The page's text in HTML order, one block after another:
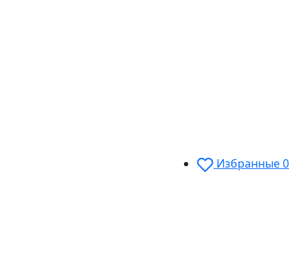
Избранные0